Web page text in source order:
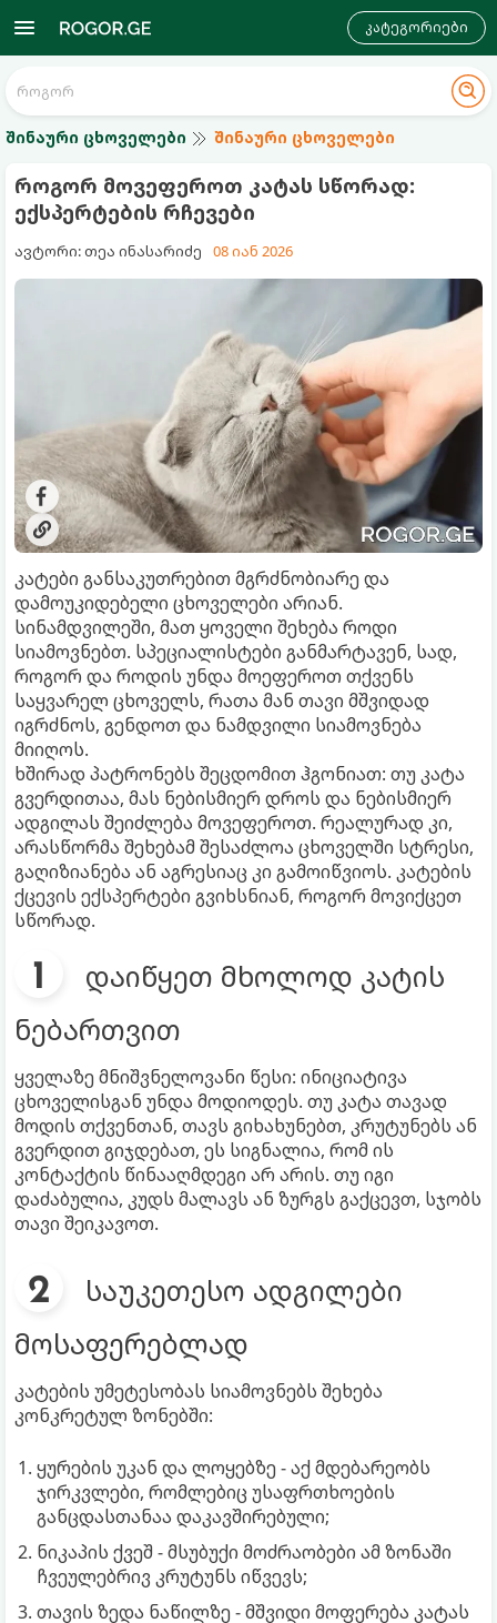
კატეგორიები
შინაური ცხოველები შინაური ცხოველები
როგორ მოვეფეროთ კატას სწორად:
ექსპერტების რჩევები
ავტორი: თეა ინასარიძე 08 იან 2026
კატები განსაკუთრებით მგრძნობიარე და
დამოუკიდებელი ცხოველები არიან.
სინამდვილეში, მათ ყოველი შეხება როდი
სიამოვნებთ. სპეციალისტები განმარტავენ, სად,
როგორ და როდის უნდა მოეფეროთ თქვენს
საყვარელ ცხოველს, რათა მან თავი მშვიდად
იგრძნოს, გენდოთ და ნამდვილი სიამოვნება
მიიღოს.
ხშირად პატრონებს შეცდომით ჰგონიათ: თუ კატა
გვერდითაა, მას ნებისმიერ დროს და ნებისმიერ
ადგილას შეიძლება მოვეფეროთ. რეალურად კი,
არასწორმა შეხებამ შესაძლოა ცხოველში სტრესი,
გაღიზიანება ან აგრესიაც კი გამოიწვიოს. კატების
ქცევის ექსპერტები გვიხსნიან, როგორ მოვიქცეთ
სწორად.
დაიწყეთ მხოლოდ კატის
ნებართვით
ყველაზე მნიშვნელოვანი წესი: ინიციატივა
ცხოველისგან უნდა მოდიოდეს. თუ კატა თავად
მოდის თქვენთან, თავს გიხახუნებთ, კრუტუნებს ან
გვერდით გიჯდებათ, ეს სიგნალია, რომ ის
კონტაქტის წინააღმდეგი არ არის. თუ იგი
დაძაბულია, კუდს მალავს ან ზურგს გაქცევთ, სჯობს
თავი შეიკავოთ.
საუკეთესო ადგილები
მოსაფერებლად
კატების უმეტესობას სიამოვნებს შეხება
კონკრეტულ ზონებში:
ყურების უკან და ლოყებზე - აქ მდებარეობს
ჯირკვლები, რომლებიც უსაფრთხოების
განცდასთანაა დაკავშირებული;
ნიკაპის ქვეშ - მსუბუქი მოძრაობები ამ ზონაში
ჩვეულებრივ კრუტუნს იწვევს;
თავის ზედა ნაწილზე - მშვიდი მოფერება კატას